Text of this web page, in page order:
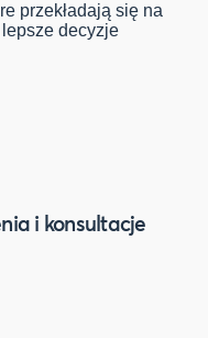
przekładają się na
decyzje
i konsultacje